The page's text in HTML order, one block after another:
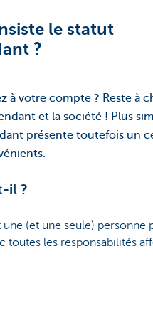
le statut
?
à votre compte ? Reste à
et la société ! Plus
présente toutefois un
il ?
une (et une seule) personne
toutes les responsabilités